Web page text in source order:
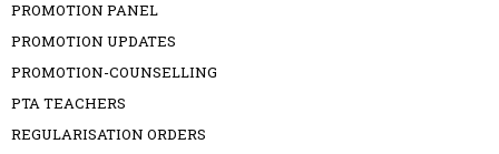
PROMOTION PANEL
PROMOTION UPDATES
PROMOTION-COUNSELLING
PTA TEACHERS
REGULARISATION ORDERS